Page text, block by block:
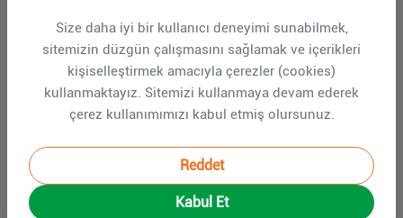
BİLDİRİSİ (14.08.2020)
Detay
ÇALIŞMA REHBERİ - Bilimsel
Danışma Kurulu Çalışması
Size daha iyi bir kullanıcı deneyimi sunabilmek,
sitemizin düzgün çalışmasını sağlamak ve içerikleri
kişiselleştirmek amacıyla çerezler (cookies)
kullanmaktayız. Sitemizi kullanmaya devam ederek
çerez kullanımımızı kabul etmiş olursunuz.
Reddet
Kabul Et